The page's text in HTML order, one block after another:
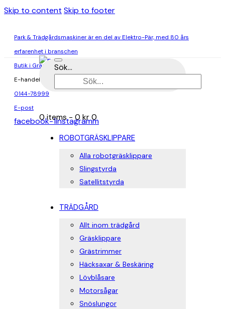
Skip to content Skip to footer
Park & Trädgårdsmaskiner är en del av Elektro-Pär, med 80 års
erfarenhet i branschen
Butik i Gränna & Ödeshög
E-handel
0144-78999
E-post
facebook-1instagramm
Sök...
0 items - 0 kr0
ROBOTGRÄSKLIPPARE
Alla robotgräsklippare
Slingstyrda
Satellitstyrda
TRÄDGÅRD
Allt inom trädgård
Gräsklippare
Grästrimmer
Häcksaxar & Beskäring
Lövblåsare
Motorsågar
Snöslungor